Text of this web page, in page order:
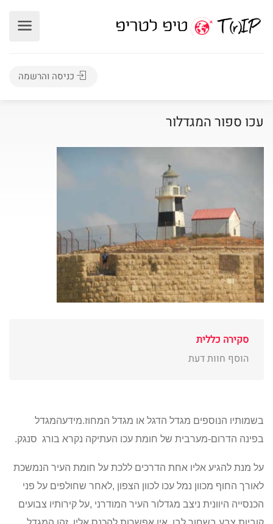
כניסה והרשמה
עכו ספור המגדלור
סקירה כללית
הוסף חוות דעת
בשמותיו הנוספים מגדל הדגל או מגדל המחוז.מידעהמגדל
בפינה הדרום-מערבית של חומת עכו העתיקה נקרא בורג סנגק.
על מנת להגיע אליו אחת הדרכים ללכת על חומת העיר הנמשכת
לאורך החוף מכוון נמל עכו לכוון הצפון ,לאחר שחולפים על פני
הכנסייה היוונית ניצב מגדלור העיר המודרני ,על קירותיו צבועים